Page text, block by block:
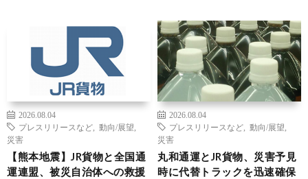
2026.08.04
プレスリリースなど
動向/展望
災害
【熊本地震】JR貨物と全国通
運連盟、被災自治体への救援
2026.08.04
プレスリリースなど
動向/展望
災害
丸和通運とJR貨物、災害予見
時に代替トラックを迅速確保